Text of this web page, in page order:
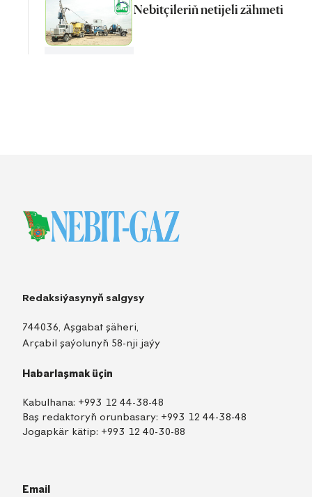
Nebitçileriň netijeli zähmeti
Redaksiýasynyň salgysy
744036, Aşgabat şäheri,
Arçabil şaýolunyň 58-nji jaýy
Habarlaşmak üçin
Kabulhana: +993 12 44-38-48
Baş redaktoryň orunbasary: +993 12 44-38-48
Jogapkär kätip: +993 12 40-30-88
Email